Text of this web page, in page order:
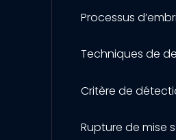
Processus
Techniques de
Critère de
Rupture de mise